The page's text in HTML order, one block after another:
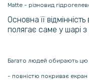
Чохол Velvet
Matte - різновид
Основна її
полягає саме у шарі
Багато людей обирають цю
- повністю покриває екран